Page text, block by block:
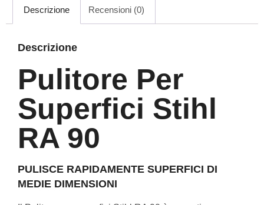
Descrizione Recensioni (0)
Descrizione
Pulitore Per
Superfici Stihl
RA 90
PULISCE RAPIDAMENTE SUPERFICI DI
MEDIE DIMENSIONI